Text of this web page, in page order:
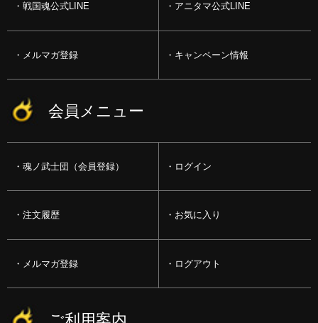
戦国魂公式LINE アニタマ公式LINE
メルマガ登録 キャンペーン情報
会員メニュー
魂ノ武士団（会員登録） ログイン
注文履歴 お気に入り
メルマガ登録 ログアウト